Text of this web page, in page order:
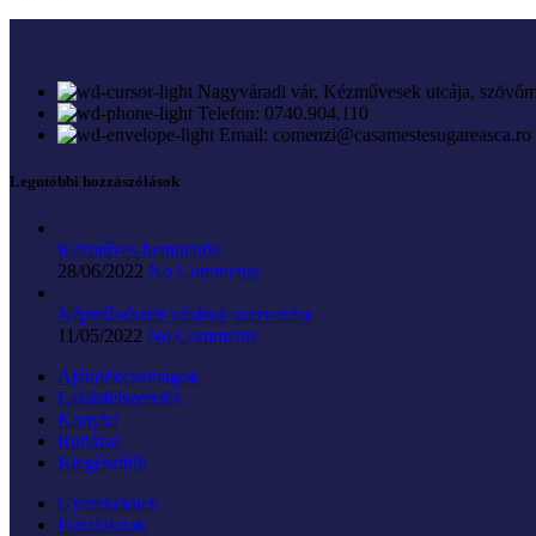
Nagyváradi vár, Kézművesek utcája,
Telefon: 0740.904.110
Email: comenzi@casamestesugareasca.ro
Legutóbbi hozzászólások
Kézműves bemutatók
28/06/2022 No Comments
Népművészeti vásárok szervezése
11/05/2022 No Comments
Ajándékcsomagok
Lakásfelszerelés
Konyha
Ruházat
Kiegészítők
Gyerekeknek
Fiataloknak